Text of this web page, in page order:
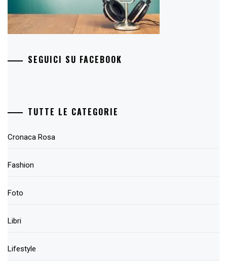
SEGUICI SU FACEBOOK
TUTTE LE CATEGORIE
Cronaca Rosa
Fashion
Foto
Libri
Lifestyle